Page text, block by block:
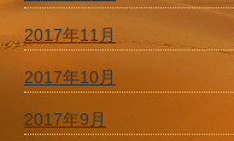
2017年11月
2017年10月
2017年9月